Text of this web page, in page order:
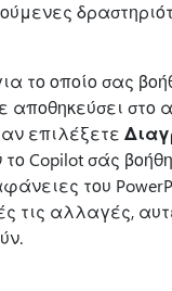
το οποίο σας
αποθηκεύσει στο
επιλέξετε
Copilot σάς
του
τις αλλαγές,